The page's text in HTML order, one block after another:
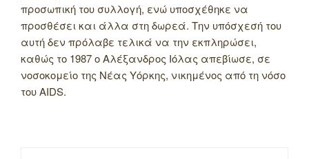
προσωπική του συλλογή, ενώ υποσχέθηκε να
προσθέσει και άλλα στη δωρεά. Την υπόσχεσή του
αυτή δεν πρόλαβε τελικά να την εκπληρώσει,
καθώς το 1987 ο Αλέξανδρος Ιόλας απεβίωσε, σε
νοσοκομείο της Νέας Υόρκης, νικημένος από τη νόσο
του AIDS.